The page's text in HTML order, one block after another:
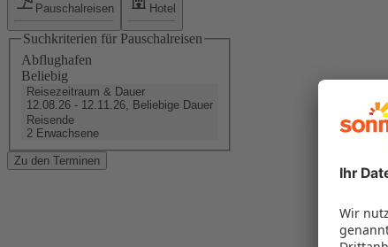
Pauschalreisen Hotel
Suchkriterien für Pauschalreisen
Abflughafen
Beliebig
Reisezeitraum & Dauer
12.08.26 - 12.11.26, Beliebige Dauer
Reisende
2 Erwachsene
Zu den Terminen